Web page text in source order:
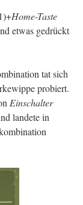
Home-Taste
etwas gedrückt
tat sich
probiert.
Einschalter
landete in